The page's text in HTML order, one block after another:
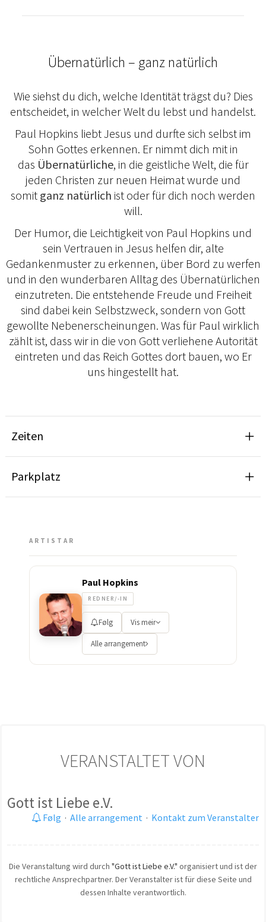
Übernatürlich – ganz natürlich
Wie siehst du dich, welche Identität trägst du? Dies
entscheidet, in welcher Welt du lebst und handelst.
Paul Hopkins liebt Jesus und durfte sich selbst im
Sohn Gottes erkennen. Er nimmt dich mit in
das Übernatürliche, in die geistliche Welt, die für
jeden Christen zur neuen Heimat wurde und
somit ganz natürlich ist oder für dich noch werden
will.
Der Humor, die Leichtigkeit von Paul Hopkins und
sein Vertrauen in Jesus helfen dir, alte
Gedankenmuster zu erkennen, über Bord zu werfen
und in den wunderbaren Alltag des Übernatürlichen
einzutreten. Die entstehende Freude und Freiheit
sind dabei kein Selbstzweck, sondern von Gott
gewollte Nebenerscheinungen. Was für Paul wirklich
zählt ist, dass wir in die von Gott verliehene Autorität
eintreten und das Reich Gottes dort bauen, wo Er
uns hingestellt hat.
Zeiten
Parkplatz
ARTISTAR
Paul Hopkins
REDNER/-IN
Følg Vis meir
Alle arrangement
VERANSTALTET VON
Gott ist Liebe e.V.
Følg · Alle arrangement · Kontakt zum Veranstalter
Die Veranstaltung wird durch "Gott ist Liebe e.V." organisiert und ist der
rechtliche Ansprechpartner. Der Veranstalter ist für diese Seite und
dessen Inhalte verantwortlich.